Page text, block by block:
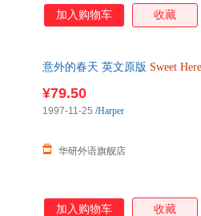
加入购物车 收藏
意外的春天 英文原版 Sweet
¥79.50
华研外语旗舰店
1997-11-25 /Harper
加入购物车 收藏